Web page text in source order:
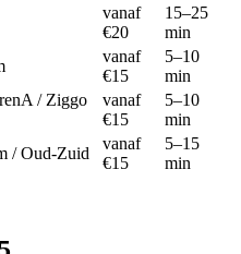
vanaf
€20
15–25
min
vanaf
€15
5–10
min
/ Ziggo
vanaf
€15
5–10
min
/ Oud-Zuid
vanaf
€15
5–15
min